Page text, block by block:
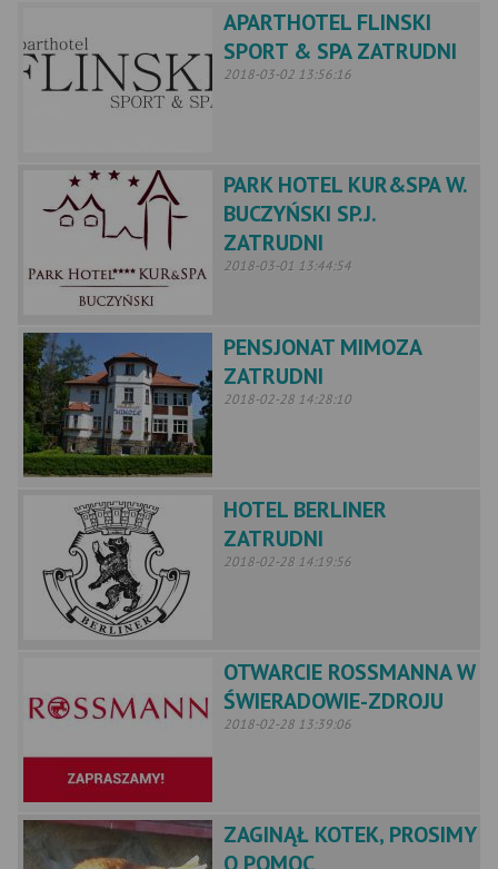
APARTHOTEL FLINSKI
SPORT & SPA ZATRUDNI
2018-03-02 13:56:16
PARK HOTEL KUR&SPA W.
BUCZYŃSKI SP.J.
ZATRUDNI
2018-03-01 13:44:54
PENSJONAT MIMOZA
ZATRUDNI
2018-02-28 14:28:10
HOTEL BERLINER
ZATRUDNI
2018-02-28 14:19:56
OTWARCIE ROSSMANNA W
ŚWIERADOWIE-ZDROJU
2018-02-28 13:39:06
ZAGINĄŁ KOTEK, PROSIMY